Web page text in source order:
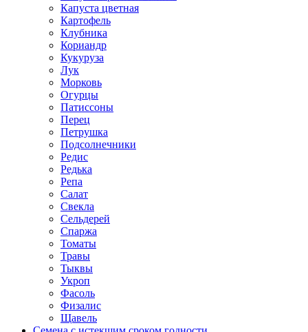
Капуста цветная
Картофель
Клубника
Кориандр
Кукуруза
Лук
Морковь
Огурцы
Патиссоны
Перец
Петрушка
Подсолнечники
Редис
Редька
Репа
Салат
Свекла
Сельдерей
Спаржа
Томаты
Травы
Тыквы
Укроп
Фасоль
Физалис
Щавель